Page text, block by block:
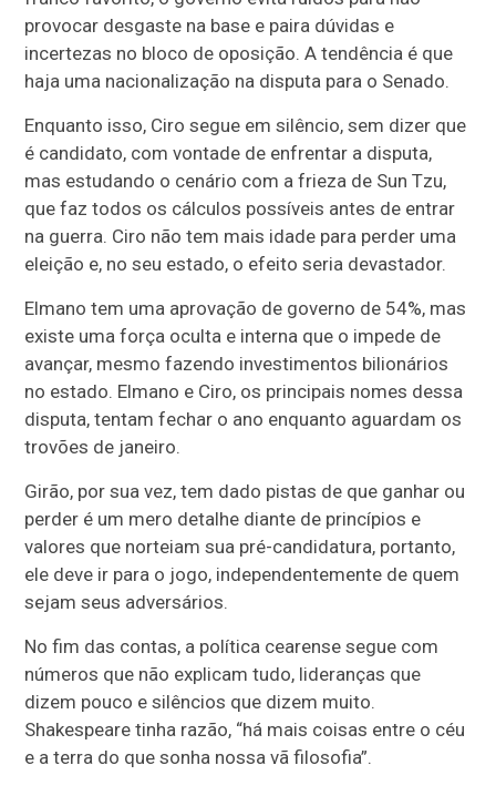
provocar desgaste na base e paira dúvidas e
incertezas no bloco de oposição. A tendência é que
haja uma nacionalização na disputa para o Senado.
Enquanto isso, Ciro segue em silêncio, sem dizer que
é candidato, com vontade de enfrentar a disputa,
mas estudando o cenário com a frieza de Sun Tzu,
que faz todos os cálculos possíveis antes de entrar
na guerra. Ciro não tem mais idade para perder uma
eleição e, no seu estado, o efeito seria devastador.
Elmano tem uma aprovação de governo de 54%, mas
existe uma força oculta e interna que o impede de
avançar, mesmo fazendo investimentos bilionários
no estado. Elmano e Ciro, os principais nomes dessa
disputa, tentam fechar o ano enquanto aguardam os
trovões de janeiro.
Girão, por sua vez, tem dado pistas de que ganhar ou
perder é um mero detalhe diante de princípios e
valores que norteiam sua pré-candidatura, portanto,
ele deve ir para o jogo, independentemente de quem
sejam seus adversários.
No fim das contas, a política cearense segue com
números que não explicam tudo, lideranças que
dizem pouco e silêncios que dizem muito.
Shakespeare tinha razão, “há mais coisas entre o céu
e a terra do que sonha nossa vã filosofia”.